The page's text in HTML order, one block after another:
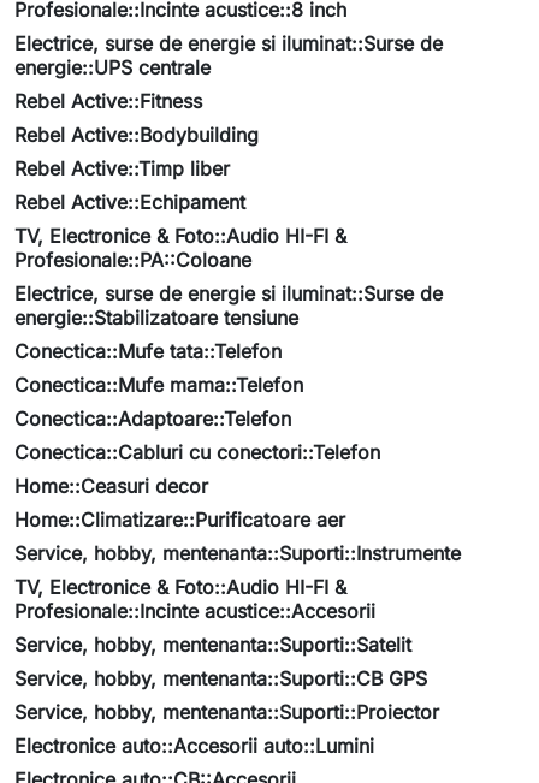
Profesionale::Incinte acustice::8 inch
Electrice, surse de energie si iluminat::Surse de
energie::UPS centrale
Rebel Active::Fitness
Rebel Active::Bodybuilding
Rebel Active::Timp liber
Rebel Active::Echipament
TV, Electronice & Foto::Audio HI-FI &
Profesionale::PA::Coloane
Electrice, surse de energie si iluminat::Surse de
energie::Stabilizatoare tensiune
Conectica::Mufe tata::Telefon
Conectica::Mufe mama::Telefon
Conectica::Adaptoare::Telefon
Conectica::Cabluri cu conectori::Telefon
Home::Ceasuri decor
Home::Climatizare::Purificatoare aer
Service, hobby, mentenanta::Suporti::Instrumente
TV, Electronice & Foto::Audio HI-FI &
Profesionale::Incinte acustice::Accesorii
Service, hobby, mentenanta::Suporti::Satelit
Service, hobby, mentenanta::Suporti::CB GPS
Service, hobby, mentenanta::Suporti::Proiector
Electronice auto::Accesorii auto::Lumini